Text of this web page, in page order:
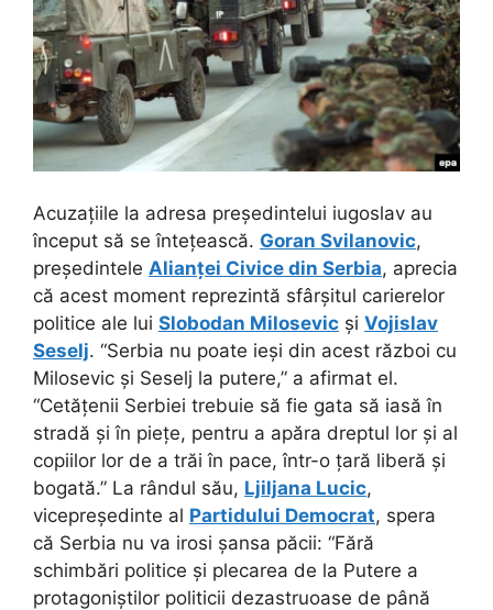
Acuzațiile la adresa președintelui iugoslav au
început să se întețească. Goran Svilanovic,
președintele Alianței Civice din Serbia, aprecia
că acest moment reprezintă sfârșitul carierelor
politice ale lui Slobodan Milosevic și Vojislav
Seselj. “Serbia nu poate ieși din acest război cu
Milosevic și Seselj la putere,” a afirmat el.
“Cetățenii Serbiei trebuie să fie gata să iasă în
stradă și în piețe, pentru a apăra dreptul lor și al
copiilor lor de a trăi în pace, într-o țară liberă și
bogată.” La rândul său, Ljiljana Lucic,
vicepreședinte al Partidului Democrat, spera
că Serbia nu va irosi șansa păcii: “Fără
schimbări politice și plecarea de la Putere a
protagoniștilor politicii dezastruoase de până